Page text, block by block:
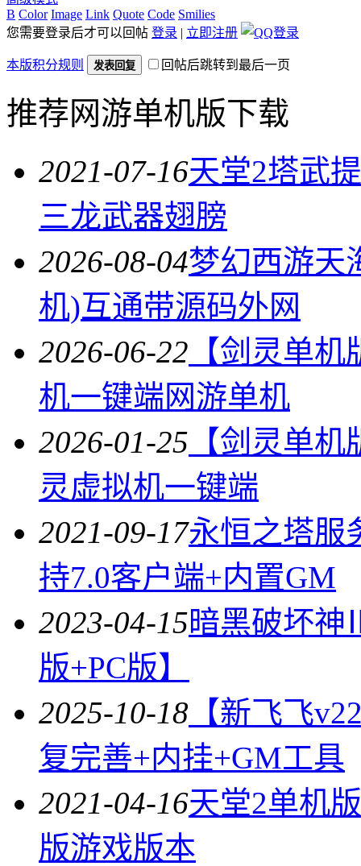
B Color Image Link Quote Code Smilies
您需要登录后才可以回帖 登录 | 立即注册
本版积分规则 发表回复 回帖后跳转到最后一页
推荐网游单机版下载
2021-07-16天堂2塔武
三龙武器翅膀
2026-08-04梦幻西游天
机)互通带源码外网
2026-06-22 【剑灵单
机一键端网游单机
2026-01-25 【剑灵单
灵虚拟机一键端
2021-09-17永恒之塔服
持7.0客户端+内置GM
2023-04-15暗黑破坏
版+PC版】
2025-10-18 【新飞飞
复完善+内挂+GM工具
2021-04-16天堂2单机
版游戏版本